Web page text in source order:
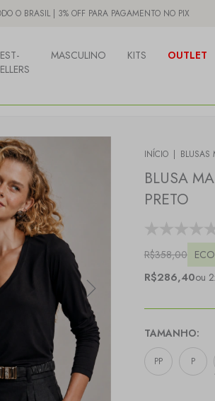
O BRASIL | 3% OFF PARA PAGAMENTO NO PIX
MASCULINO KITS OUTLET
INÍCIO |
BLUSA
PRETO
R$358,00
R$286,40ou
TAMANHO:
PP P